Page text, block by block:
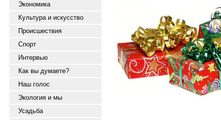
Экономика
Культура и искусство
Происшествия
Спорт
Интервью
Как вы думаете?
Наш голос
Экология и мы
Усадьба